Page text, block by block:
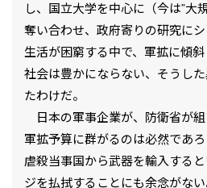
し、国立大学を中心に（今は”大
奪い合わせ、政府寄りの研究に
生活が困窮する中で、軍拡に傾
社会は豊かにならない、そうし
たわけだ。
日本の軍事企業が、防衛省が
軍拡予算に群がるのは必然であろ
虐殺当事国から武器を輸入する
ジを払拭することにも余念がな